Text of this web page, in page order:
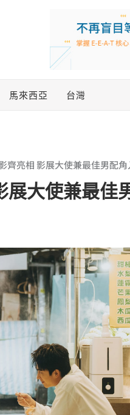
馬來西亞 台灣
齊亮相 影展大使兼最佳男配
展大使兼最佳